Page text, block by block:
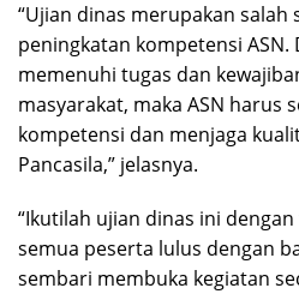
“Ujian dinas merupakan salah
peningkatan kompetensi ASN.
memenuhi tugas dan
masyarakat, maka ASN harus
kompetensi dan menjaga
Pancasila,” jelasnya.
“Ikutilah ujian dinas ini
semua peserta lulus dengan
sembari membuka kegiatan